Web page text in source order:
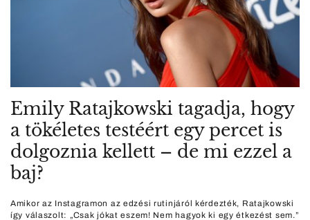
Emily Ratajkowski tagadja, hogy
a tökéletes testéért egy percet is
dolgoznia kellett – de mi ezzel a
baj?
Amikor az Instagramon az edzési rutinjáról kérdezték, Ratajkowski
így válaszolt: „Csak jókat eszem! Nem hagyok ki egy étkezést sem.”